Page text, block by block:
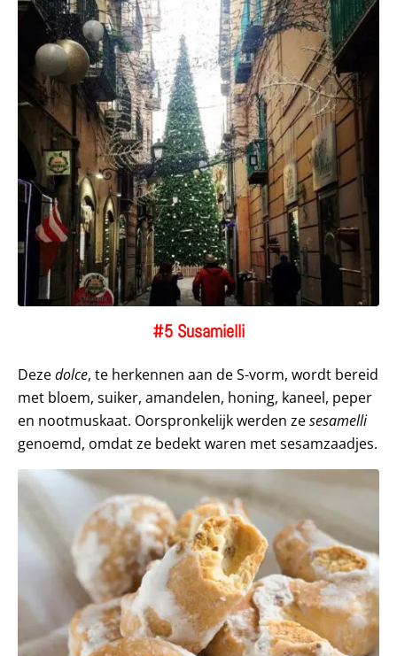
#5 Susamielli
Dezedolce, te herkennen aan de S-vorm, wordt bereid
met bloem, suiker, amandelen, honing, kaneel, peper
en nootmuskaat. Oorspronkelijk werden zesesamelli
genoemd, omdat ze bedekt waren met sesamzaadjes.